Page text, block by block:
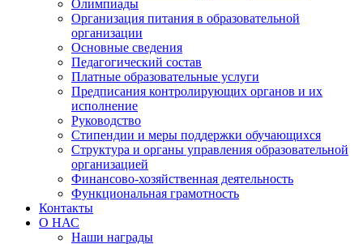
Олимпиады
Организация питания в образовательной
организации
Основные сведения
Педагогический состав
Платные образовательные услуги
Предписания контролирующих органов и их
исполнение
Руководство
Стипендии и меры поддержки обучающихся
Структура и органы управления образовательной
организацией
Финансово-хозяйственная деятельность
Функциональная грамотность
Контакты
О НАС
Наши награды